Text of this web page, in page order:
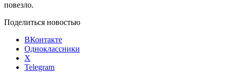
повезло.
Поделиться новостью
ВКонтакте
Одноклассники
X
Telegram